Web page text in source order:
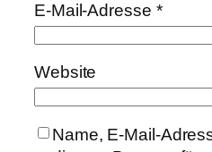
E-Mail-Adresse *
Website
Name, E-Mail-